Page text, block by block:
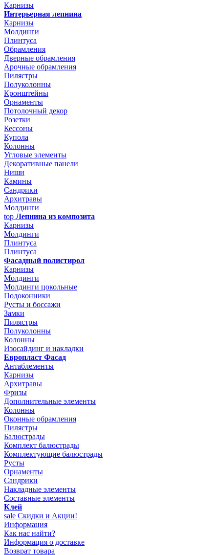
Карнизы
Интерьерная лепнина
Карнизы
Молдинги
Плинтуса
Обрамления
Дверные обрамления
Арочные обрамления
Пилястры
Полуколонны
Кронштейны
Орнаменты
Потолочный декор
Розетки
Кессоны
Купола
Колонны
Угловые элементы
Декоративные панели
Ниши
Камины
Сандрики
Архитравы
Молдинги
top Лепнина из композита
Карнизы
Молдинги
Плинтуса
Плинтуса
Фасадный полистирол
Карнизы
Молдинги
Молдинги цокольные
Подоконники
Русты и боссажи
Замки
Пилястры
Полуколонны
Колонны
Изосайдинг и накладки
Европласт Фасад
Антаблементы
Карнизы
Архитравы
Фризы
Дополнительные элементы
Колонны
Оконные обрамления
Пилястры
Балюстрады
Комплект балюстрады
Комплектующие балюстрады
Русты
Орнаменты
Сандрики
Накладные элементы
Составные элементы
Клей
sale Скидки и Акции!
Информация
Как нас найти?
Информация о доставке
Возврат товара